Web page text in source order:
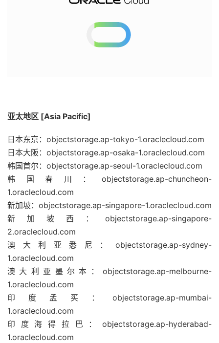
亚太地区 [Asia Pacific]
日本东京：objectstorage.ap-tokyo-1.oraclecloud.com
日本大阪：objectstorage.ap-osaka-1.oraclecloud.com
韩国首尔：objectstorage.ap-seoul-1.oraclecloud.com
韩国春川：objectstorage.ap-chuncheon-
1.oraclecloud.com
新加坡：objectstorage.ap-singapore-1.oraclecloud.com
新加坡西：objectstorage.ap-singapore-
2.oraclecloud.com
澳大利亚悉尼：objectstorage.ap-sydney-
1.oraclecloud.com
澳大利亚墨尔本：objectstorage.ap-melbourne-
1.oraclecloud.com
印度孟买：objectstorage.ap-mumbai-
1.oraclecloud.com
印度海得拉巴：objectstorage.ap-hyderabad-
1.oraclecloud.com